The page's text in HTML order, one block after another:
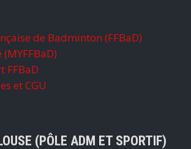
de Badminton (FFBaD)
FFBaD
et CGU
(PÔLE ADM ET SPORTIF)